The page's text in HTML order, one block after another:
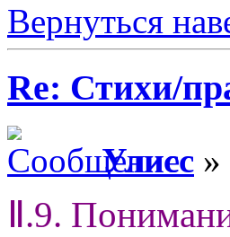
Вернуться
Re: Стихи/
Улисс »
Ⅱ.9.